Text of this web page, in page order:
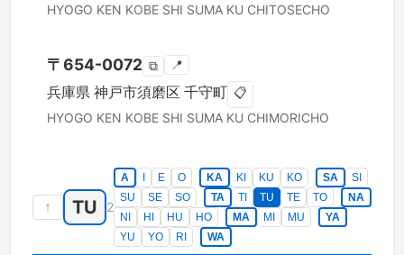
HYOGO KEN KOBE SHI SUMA KU CHITOSECHO
〒654-0072 ⧉ 📍
兵庫県 神戸市須磨区 千守町 📋
HYOGO KEN KOBE SHI SUMA KU CHIMORICHO
↑ TU 2
A E O KA KI KU KO SA
SI
SU
SE SO TA TI TU TE TO
NA
NI
HI HU HO MA MI MU
YA
YU
YO RI WA